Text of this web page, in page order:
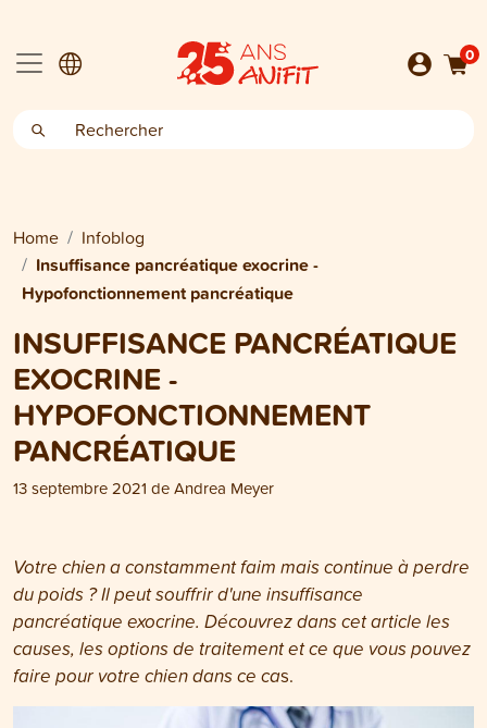
0
Home Infoblog
Insuffisance pancréatique exocrine -
Hypofonctionnement pancréatique
INSUFFISANCE PANCRÉATIQUE
EXOCRINE -
HYPOFONCTIONNEMENT
PANCRÉATIQUE
13 septembre 2021 deAndrea Meyer
Votre chien a constamment faim mais continue à perdre
du poids ? Il peut souffrir d'une insuffisance
pancréatique exocrine. Découvrez dans cet article les
causes, les options de traitement et ce que vous pouvez
faire pour votre chien dans ce cas.